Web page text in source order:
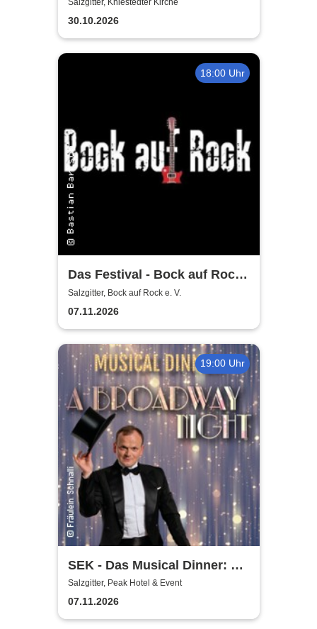
Salzgitter, Kniestedter Kirche
30.10.2026
18:00 Uhr
Das Festival - Bock auf Rock
gemeinnütziger e. V.
Salzgitter, Bock auf Rock e. V.
07.11.2026
19:00 Uhr
SEK - Das Musical Dinner: A
Broadway Night
Salzgitter, Peak Hotel & Event
07.11.2026